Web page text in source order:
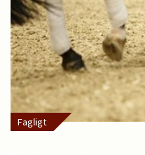
Fagligt